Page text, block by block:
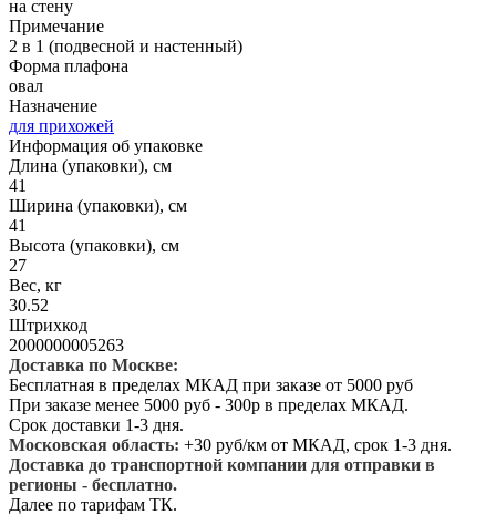
на стену
Примечание
2 в 1 (подвесной и настенный)
Форма плафона
овал
Назначение
для прихожей
Информация об упаковке
Длина (упаковки), см
41
Ширина (упаковки), см
41
Высота (упаковки), см
27
Вес, кг
30.52
Штрихкод
2000000005263
Доставка по Москве:
Бесплатная в пределах МКАД при заказе от 5000 руб
При заказе менее 5000 руб - 300р в пределах МКАД.
Срок доставки 1-3 дня.
Московская область: +30 руб/км от МКАД, срок 1-3 дня.
Доставка до транспортной компании для отправки в
регионы - бесплатно.
Далее по тарифам ТК.